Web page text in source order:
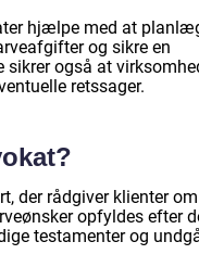
hjælpe med at
og sikre en
sikrer også at
retssager.
der rådgiver klienter om
opfyldes efter
testamenter og